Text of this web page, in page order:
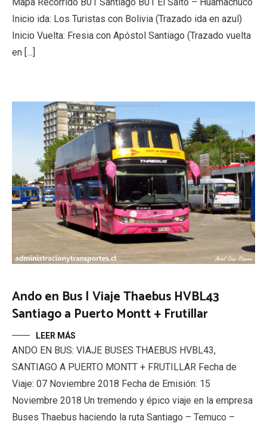
Inicio ida: Los Turistas con Bolivia (Trazado ida en azul)
Inicio Vuelta: Fresia con Apóstol Santiago (Trazado vuelta
en […]
Ando en Bus | Viaje Thaebus HVBL43
Santiago a Puerto Montt + Frutillar
LEER MÁS
ANDO EN BUS: VIAJE BUSES THAEBUS HVBL43,
SANTIAGO A PUERTO MONTT + FRUTILLAR Fecha de
Viaje: 07 Noviembre 2018 Fecha de Emisión: 15
Noviembre 2018 Un tremendo y épico viaje en la empresa
Buses Thaebus haciendo la ruta Santiago – Temuco –